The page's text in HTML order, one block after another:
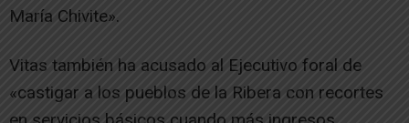
María Chivite».
Vitas también ha acusado al Ejecutivo foral de
«castigar a los pueblos de la Ribera con recortes